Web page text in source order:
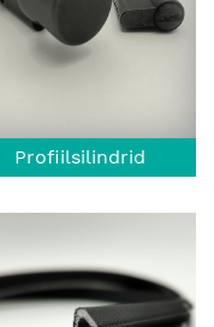
Profiilsilindrid